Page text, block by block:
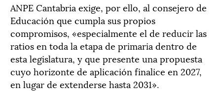
ANPE Cantabria exige, por ello, al consejero de
Educación que cumpla sus propios
compromisos, «especialmente el de reducir las
ratios en toda la etapa de primaria dentro de
esta legislatura, y que presente una propuesta
cuyo horizonte de aplicación finalice en 2027,
en lugar de extenderse hasta 2031».